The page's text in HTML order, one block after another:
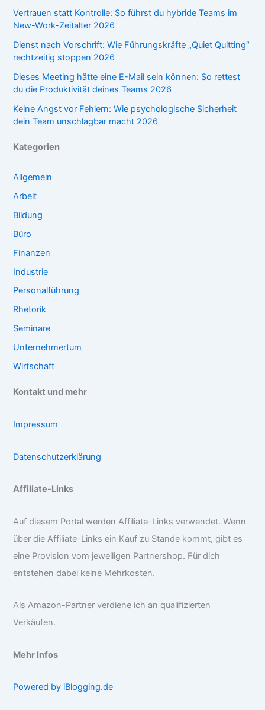
Vertrauen statt Kontrolle: So führst du hybride Teams im
New-Work-Zeitalter 2026
Dienst nach Vorschrift: Wie Führungskräfte „Quiet Quitting“
rechtzeitig stoppen 2026
Dieses Meeting hätte eine E-Mail sein können: So rettest
du die Produktivität deines Teams 2026
Keine Angst vor Fehlern: Wie psychologische Sicherheit
dein Team unschlagbar macht 2026
Kategorien
Allgemein
Arbeit
Bildung
Büro
Finanzen
Industrie
Personalführung
Rhetorik
Seminare
Unternehmertum
Wirtschaft
Kontakt und mehr
Impressum
Datenschutzerklärung
Affiliate-Links
Auf diesem Portal werden Affiliate-Links verwendet. Wenn
über die Affiliate-Links ein Kauf zu Stande kommt, gibt es
eine Provision vom jeweiligen Partnershop. Für dich
entstehen dabei keine Mehrkosten.
Als Amazon-Partner verdiene ich an qualifizierten
Verkäufen.
Mehr Infos
Powered by iBlogging.de